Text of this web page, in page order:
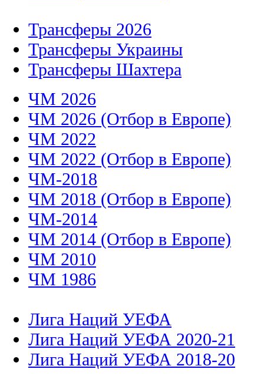
Трансферы 2026
Трансферы Украины
Трансферы Шахтера
ЧМ 2026
ЧМ 2026 (Отбор в Европе)
ЧМ 2022
ЧМ 2022 (Отбор в Европе)
ЧМ-2018
ЧМ 2018 (Отбор в Европе)
ЧМ-2014
ЧМ 2014 (Отбор в Европе)
ЧМ 2010
ЧМ 1986
Лига Наций УЕФА
Лига Наций УЕФА 2020-21
Лига Наций УЕФА 2018-20